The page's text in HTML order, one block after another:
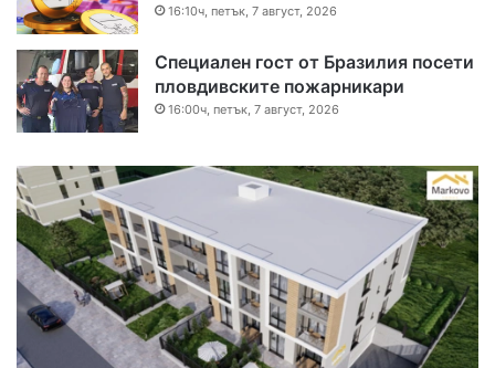
16:10ч, петък, 7 август, 2026
Специален гост от Бразилия посети
пловдивските пожарникари
16:00ч, петък, 7 август, 2026